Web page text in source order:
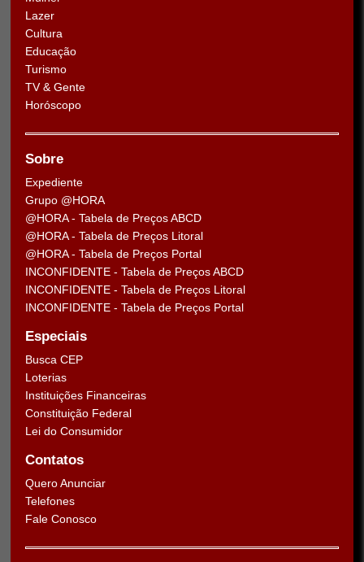
Lazer
Cultura
Educação
Turismo
TV & Gente
Horóscopo
Sobre
Expediente
Grupo @HORA
@HORA - Tabela de Preços ABCD
@HORA - Tabela de Preços Litoral
@HORA - Tabela de Preços Portal
INCONFIDENTE - Tabela de Preços ABCD
INCONFIDENTE - Tabela de Preços Litoral
INCONFIDENTE - Tabela de Preços Portal
Especiais
Busca CEP
Loterias
Instituições Financeiras
Constituição Federal
Lei do Consumidor
Contatos
Quero Anunciar
Telefones
Fale Conosco